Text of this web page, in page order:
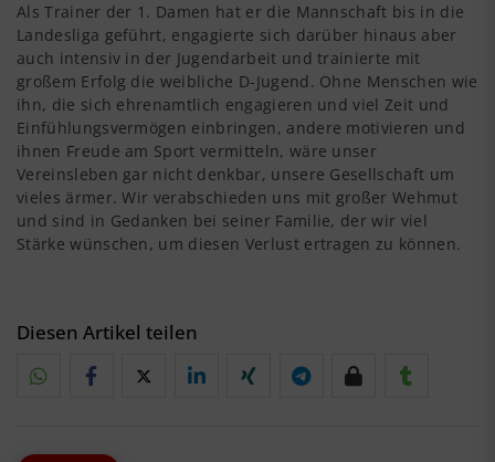
Als Trainer der 1. Damen hat er die Mannschaft bis in die
Landesliga geführt, engagierte sich darüber hinaus aber
auch intensiv in der Jugendarbeit und trainierte mit
großem Erfolg die weibliche D-Jugend. Ohne Menschen wie
ihn, die sich ehrenamtlich engagieren und viel Zeit und
Einfühlungsvermögen einbringen, andere motivieren und
ihnen Freude am Sport vermitteln, wäre unser
Vereinsleben gar nicht denkbar, unsere Gesellschaft um
vieles ärmer. Wir verabschieden uns mit großer Wehmut
und sind in Gedanken bei seiner Familie, der wir viel
Stärke wünschen, um diesen Verlust ertragen zu können.
Diesen Artikel teilen